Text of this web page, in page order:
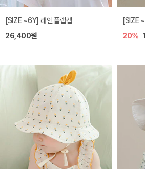
[SIZE ~6Y] 래인 플랩캡
26,400원
[SIZE
20%